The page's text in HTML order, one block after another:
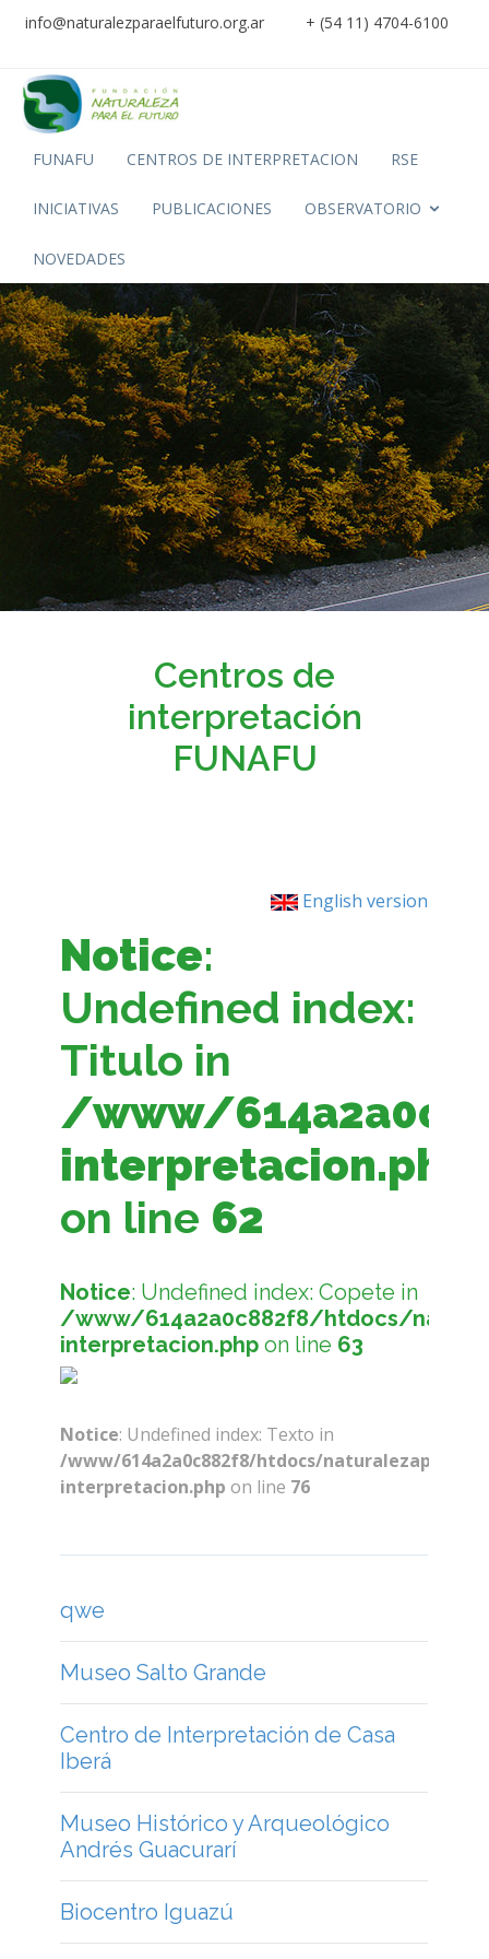
info@naturalezparaelfuturo.org.ar + (54 11) 4704-6100
FUNAFU CENTROS DE INTERPRETACION RSE
INICIATIVAS PUBLICACIONES OBSERVATORIO
NOVEDADES
Centros de
interpretación
FUNAFU
English version
Notice:
Undefined index:
Titulo in
/www/
interpretacion.php
on line 62
Notice: Undefined index: Copete in
/www/614a2a0c882f8/htdocs/
interpretacion.php on line 63
Notice: Undefined index: Texto in
/www/614a2a0c882f8/htdocs/
interpretacion.php on line 76
qwe
Museo Salto Grande
Centro de Interpretación de Casa
Iberá
Museo Histórico y Arqueológico
Andrés Guacurarí
Biocentro Iguazú